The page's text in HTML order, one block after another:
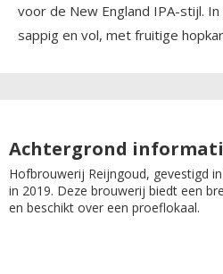
voor de New England IPA-stijl.
sappig en vol, met fruitige
Achtergrond
Hofbrouwerij Reijngoud, gevestigd
in 2019. Deze brouwerij biedt een
en beschikt over een proeflokaal.